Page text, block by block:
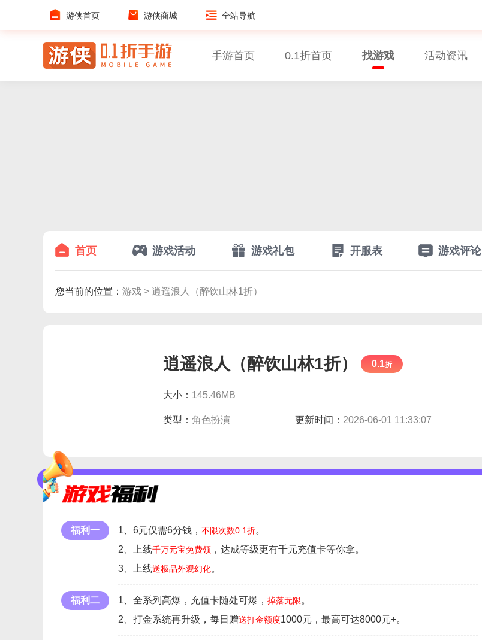
游侠首页 游侠商城 全站导航
手游首页 0.1折首页 找游戏 活动资讯
首页 游戏活动 游戏礼包 开服表 游戏评论
您当前的位置： 游戏 > 逍遥浪人（醉饮山林1折）
逍遥浪人（醉饮山林1折） 0.1折
大小： 145.46MB
类型： 角色扮演 更新时间： 2026-06-01 11:33:07
福利一 1、6元仅需6分钱， 不限次数0.1折。
2、上线千万元宝免费领 ，达成等级更有千元充值卡等你拿。
3、上线送极品外观幻化。
福利二 1、全系列高爆，充值卡随处可爆， 掉落无限。
2、打金系统再升级，每日赠送打金额度1000元，最高可达8000元+。